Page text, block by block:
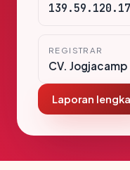
REGISTRAR
CV. Jogjacamp
Laporan